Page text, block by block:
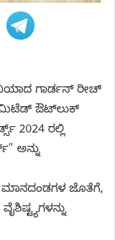
ಗಾರ್ಡನ್ ರೀಚ್
ಔಟ್‌ಲುಕ್
2024 ರಲ್ಲಿ
ಅನ್ನು
ಮಾನದಂಡಗಳ ಜೊತೆಗೆ,